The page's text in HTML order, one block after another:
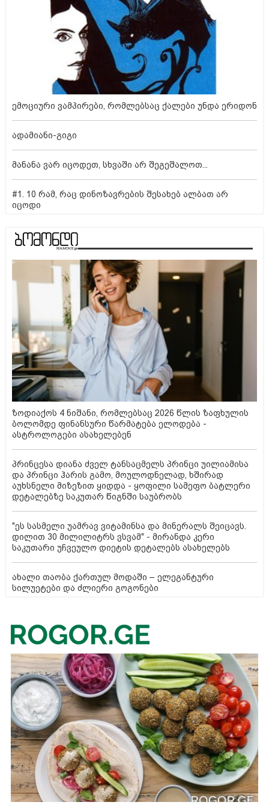
ემოციური ვამპირები, რომლებსაც ქალები უნდა ერიდონ
ადამიანი-გიგი
მანანა ვარ იცოდეთ, სხვაში არ შეგეშალოთ...
#1. 10 რამ, რაც დინოზავრების შესახებ ალბათ არ
იცოდი
ზოდიაქოს 4 ნიშანი, რომლებსაც 2026 წლის ზაფხულის
ბოლომდე ფინანსური წარმატება ელოდება -
ასტროლოგები ასახელებენ
პრინცესა დიანა ძველ ტანსაცმელს პრინცი უილიამისა
და პრინცი ჰარის გამო, მოულოდნელად, ხშირად
აუხსნელი მიზეზით ყიდდა - ყოფილი სამეფო ბატლერი
დეტალებზე საკუთარ წიგნში საუბრობს
"ეს სასმელი უამრავ ვიტამინსა და მინერალს შეიცავს.
დილით 30 მილილიტრს ვსვამ" - მირანდა კერი
საკუთარი უჩვეულო დიეტის დეტალებს ასახელებს
ახალი თაობა ქართულ მოდაში – ელეგანტური
სილუეტები და ძლიერი გოგონები